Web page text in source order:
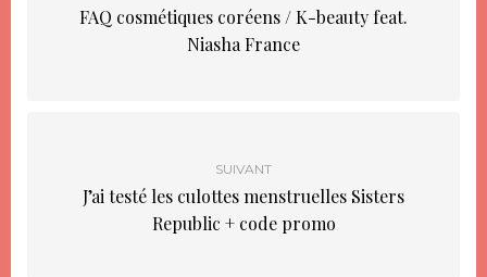
FAQ cosmétiques coréens / K-beauty feat.
Niasha France
SUIVANT
J’ai testé les culottes menstruelles Sisters
Republic + code promo